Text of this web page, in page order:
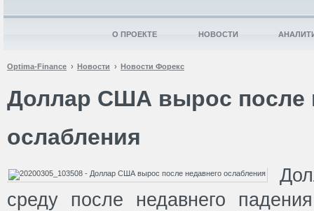
Optima-Finance Новости Новости Форекс
Доллар США вырос после
ослабления
среду после недавнего
О ПРОЕКТЕ НОВОСТИ